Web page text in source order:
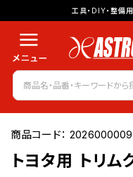
工具・DIY・整備
商品コード：
トヨタ用 トリム